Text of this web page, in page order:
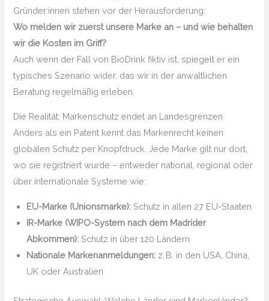
Gründer:innen stehen vor der Herausforderung:
Wo melden wir zuerst unsere Marke an – und wie behalten
wir die Kosten im Griff?
Auch wenn der Fall von BioDrink fiktiv ist, spiegelt er ein
typisches Szenario wider, das wir in der anwaltlichen
Beratung regelmäßig erleben.
Die Realität: Markenschutz endet an Landesgrenzen
Anders als ein Patent kennt das Markenrecht keinen
globalen Schutz per Knopfdruck. Jede Marke gilt nur dort,
wo sie registriert wurde – entweder national, regional oder
über internationale Systeme wie:
EU-Marke (Unionsmarke): Schutz in allen 27 EU-Staaten
IR-Marke (WIPO-System nach dem Madrider
Abkommen): Schutz in über 120 Ländern
Nationale Markenanmeldungen: z. B. in den USA, China,
UK oder Australien